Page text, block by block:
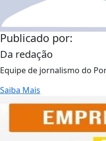
Publicado por:
Da redação
Equipe de jornalismo do
Saiba Mais